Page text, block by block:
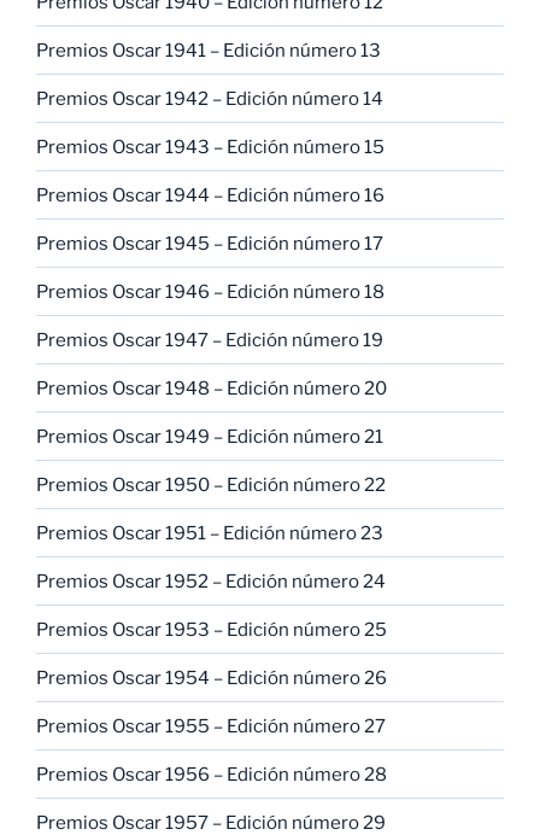
Premios Oscar 1941 – Edición número 13
Premios Oscar 1942 – Edición número 14
Premios Oscar 1943 – Edición número 15
Premios Oscar 1944 – Edición número 16
Premios Oscar 1945 – Edición número 17
Premios Oscar 1946 – Edición número 18
Premios Oscar 1947 – Edición número 19
Premios Oscar 1948 – Edición número 20
Premios Oscar 1949 – Edición número 21
Premios Oscar 1950 – Edición número 22
Premios Oscar 1951 – Edición número 23
Premios Oscar 1952 – Edición número 24
Premios Oscar 1953 – Edición número 25
Premios Oscar 1954 – Edición número 26
Premios Oscar 1955 – Edición número 27
Premios Oscar 1956 – Edición número 28
Premios Oscar 1957 – Edición número 29